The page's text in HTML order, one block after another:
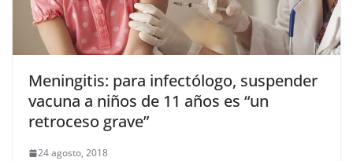
Meningitis: para infectólogo, suspender
vacuna a niños de 11 años es “un
retroceso grave”
24 agosto, 2018